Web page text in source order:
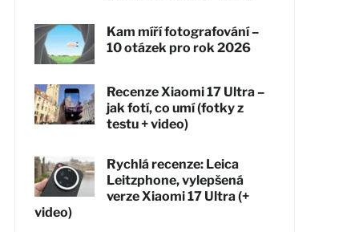
Kam míří fotografování –
10 otázek pro rok 2026
Recenze Xiaomi 17 Ultra –
jak fotí, co umí (fotky z
testu + video)
Rychlá recenze: Leica
Leitzphone, vylepšená
verze Xiaomi 17 Ultra (+
video)